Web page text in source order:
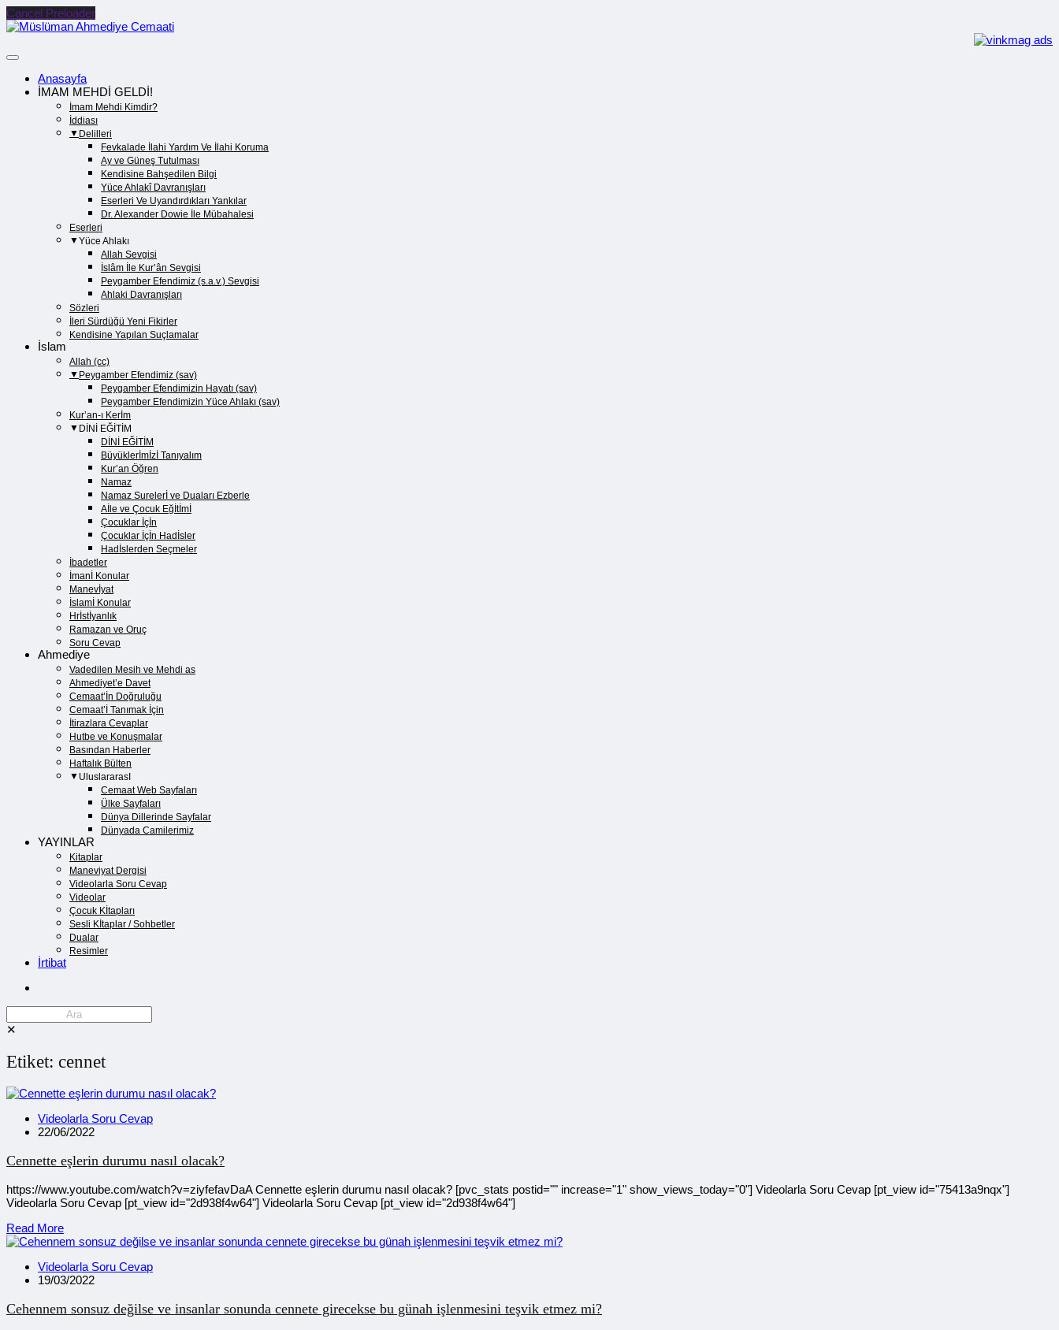
Cancel Preloader
Anasayfa
İMAM MEHDİ GELDİ!
İmam Mehdi Kimdir?
İddiası
Delilleri
Fevkalade İlahi Yardım Ve İlahi Koruma
Ay ve Güneş Tutulması
Kendisine Bahşedilen Bilgi
Yüce Ahlakî Davranışları
Eserleri Ve Uyandırdıkları Yankılar
Dr. Alexander Dowie İle Mübahalesi
Eserleri
Yüce Ahlakı
Allah Sevgisi
İslâm İle Kur’ân Sevgisi
Peygamber Efendimiz (s.a.v.) Sevgisi
Ahlaki Davranışları
Sözleri
İleri Sürdüğü Yeni Fikirler
Kendisine Yapılan Suçlamalar
İslam
Allah (cc)
Peygamber Efendimiz (sav)
Peygamber Efendimizin Hayatı (sav)​
Peygamber Efendimizin Yüce Ahlakı (sav)​
Kur’an-ı Kerİm
DİNİ EĞİTİM
DİNİ EĞİTİM
Büyüklerİmİzİ Tanıyalım
Kur’an Öğren
Namaz
Namaz Surelerİ ve Duaları Ezberle
Aİle ve Çocuk Eğİtİmİ
Çocuklar İçİn
Çocuklar İçİn Hadİsler
Hadİslerden Seçmeler
İbadetler
İmanİ Konular
Manevİyat
İslamİ Konular
Hrİstİyanlık
Ramazan ve Oruç
Soru Cevap
Ahmediye
Vadedilen Mesih ve Mehdi as
Ahmediyet’e Davet
Cemaat’İn Doğruluğu
Cemaat’İ Tanımak İçin
İtirazlara Cevaplar
Hutbe ve Konuşmalar
Basından Haberler
Haftalık Bülten
UluslararasI
Cemaat Web Sayfaları
Ülke Sayfaları
Dünya Dillerinde Sayfalar
Dünyada Camilerimiz
YAYINLAR
Kitaplar
Maneviyat Dergisi
Videolarla Soru Cevap
Videolar
Çocuk Kİtapları
Sesli Kİtaplar / Sohbetler
Dualar
Resimler
İrtibat
✕
Etiket: cennet
Videolarla Soru Cevap
22/06/2022
Cennette eşlerin durumu nasıl olacak?
https://www.youtube.com/watch?v=ziyfefavDaA Cennette eşlerin durumu nasıl olacak? [pvc_stats postid="" increase="1" show_views_today="0"] Videolarla Soru Cevap [pt_view id="75413a9nqx"]
Videolarla Soru Cevap [pt_view id="2d938f4w64"] Videolarla Soru Cevap [pt_view id="2d938f4w64"]
Read More
Videolarla Soru Cevap
19/03/2022
Cehennem sonsuz değilse ve insanlar sonunda cennete girecekse bu günah işlenmesini teşvik etmez mi?